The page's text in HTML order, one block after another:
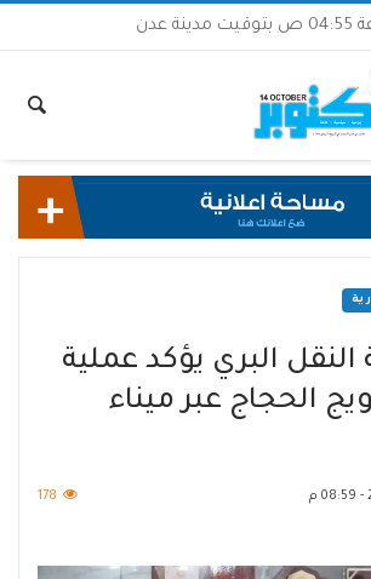
عدن
البري يؤكد عملية
الحجاج عبر ميناء
178